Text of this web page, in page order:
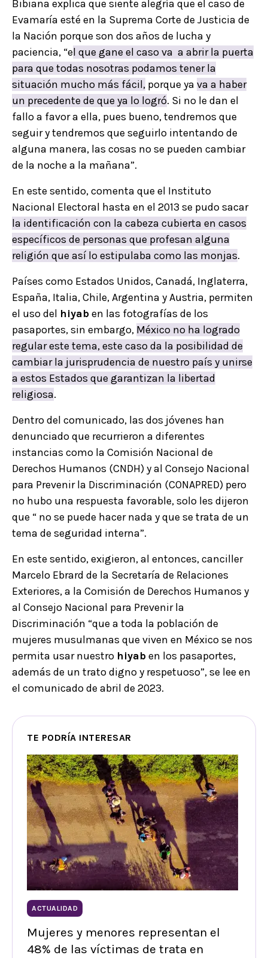
Bibiana explica que siente alegría que el caso de
Evamaría esté en la Suprema Corte de Justicia de
la Nación porque son dos años de lucha y
paciencia, “el que gane el caso va a abrir la puerta
para que todas nosotras podamos tener la
situación mucho más fácil, porque ya va a haber
un precedente de que ya lo logró. Si no le dan el
fallo a favor a ella, pues bueno, tendremos que
seguir y tendremos que seguirlo intentando de
alguna manera, las cosas no se pueden cambiar
de la noche a la mañana”.
En este sentido, comenta que el Instituto
Nacional Electoral hasta en el 2013 se pudo sacar
la identificación con la cabeza cubierta en casos
específicos de personas que profesan alguna
religión que así lo estipulaba como las monjas.
Países como Estados Unidos, Canadá, Inglaterra,
España, Italia, Chile, Argentina y Austria, permiten
el uso del hiyaben las fotografías de los
pasaportes, sin embargo, México no ha logrado
regular este tema, este caso da la posibilidad de
cambiar la jurisprudencia de nuestro país y unirse
a estos Estados que garantizan la libertad
religiosa.
Dentro del comunicado, las dos jóvenes han
denunciado que recurrieron a diferentes
instancias como la Comisión Nacional de
Derechos Humanos (CNDH) y al Consejo Nacional
para Prevenir la Discriminación (CONAPRED) pero
no hubo una respuesta favorable, solo les dijeron
que “ no se puede hacer nada y que se trata de un
tema de seguridad interna”.
En este sentido, exigieron, al entonces, canciller
Marcelo Ebrard de la Secretaría de Relaciones
Exteriores, a la Comisión de Derechos Humanos y
al Consejo Nacional para Prevenir la
Discriminación “que a toda la población de
mujeres musulmanas que viven en México se nos
permita usar nuestro hiyaben los pasaportes,
además de un trato digno y respetuoso”, se lee en
el comunicado de abril de 2023.
TE PODRÍA INTERESAR
ACTUALIDAD
Mujeres y menores representan el
48% de las víctimas de trata en